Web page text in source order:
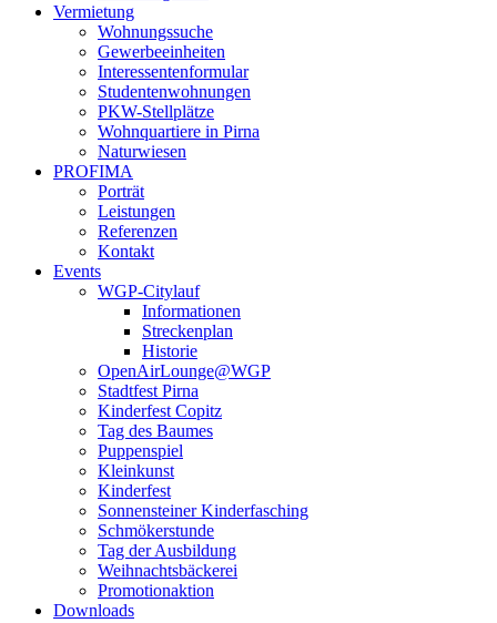
Vermietung
Wohnungssuche
Gewerbeeinheiten
Interessentenformular
Studentenwohnungen
PKW-Stellplätze
Wohnquartiere in Pirna
Naturwiesen
PROFIMA
Porträt
Leistungen
Referenzen
Kontakt
Events
WGP-Citylauf
Informationen
Streckenplan
Historie
OpenAirLounge@WGP
Stadtfest Pirna
Kinderfest Copitz
Tag des Baumes
Puppenspiel
Kleinkunst
Kinderfest
Sonnensteiner Kinderfasching
Schmökerstunde
Tag der Ausbildung
Weihnachtsbäckerei
Promotionaktion
Downloads